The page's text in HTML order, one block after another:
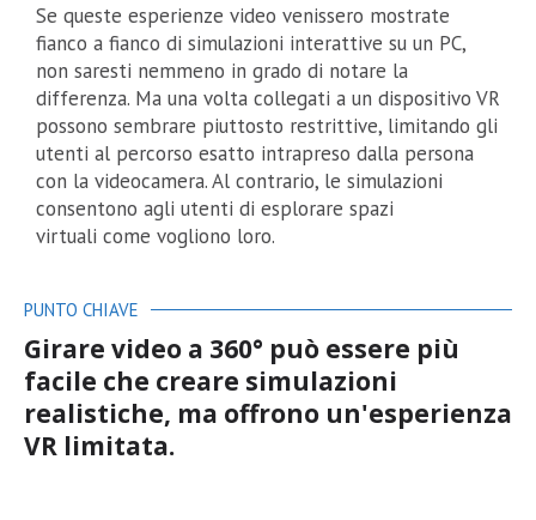
Se queste esperienze video venissero mostrate
fianco a fianco di simulazioni interattive su un PC,
non saresti nemmeno in grado di notare la
differenza. Ma una volta collegati a un dispositivo VR
possono sembrare piuttosto restrittive, limitando gli
utenti al percorso esatto intrapreso dalla persona
con la videocamera. Al contrario, le simulazioni
consentono agli utenti di esplorare spazi
virtuali come vogliono loro.
PUNTO CHIAVE
Girare video a 360° può essere più
facile che creare simulazioni
realistiche, ma offrono un'esperienza
VR limitata.